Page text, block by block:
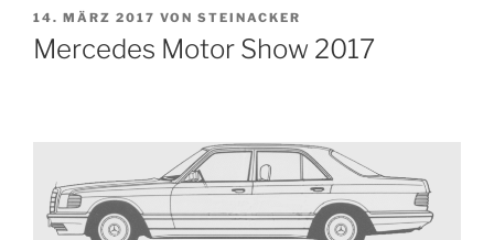
VERÖFFENTLICHT
AM
14. MÄRZ 2017 VON STEINACKER
Mercedes Motor Show 2017